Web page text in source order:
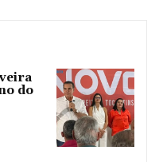
do